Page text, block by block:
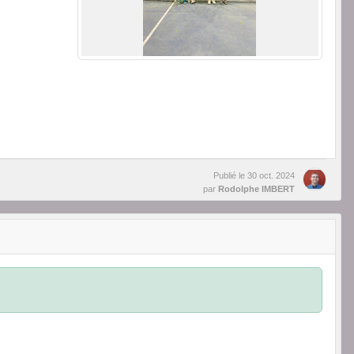
Publié le 30 oct. 2024
par Rodolphe IMBERT